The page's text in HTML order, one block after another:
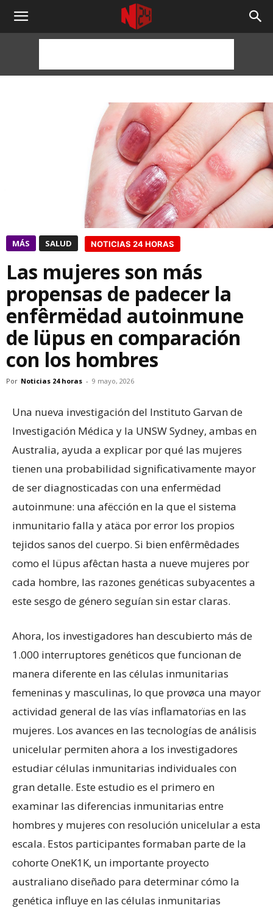
NOTICIAS
HORAS
MÁS SALUD NOTICIAS 24 HORAS
Las mujeres son más
propensas de padecer la
enfêrmëdad autoinmune
de lüpus en comparación
con los hombres
Por Noticias 24 horas - 9 mayo, 2026
Una nueva investigación del Instituto Garvan de
Investigación Médica y la UNSW Sydney, ambas en
Australia, ayuda a explicar por qué las mujeres
tienen una probabilidad significativamente mayor
de ser diagnosticadas con una enfermëdad
autoinmune: una afëcción en la que el sistema
inmunitario falla y atäca por error los propios
tejidos sanos del cuerpo. Si bien enfêrmêdades
como el lüpus afêctan hasta a nueve mujeres por
cada hombre, las razones genéticas subyacentes a
este sesgo de género seguían sin estar claras.
Ahora, los investigadores han descubierto más de
1.000 interruptores genéticos que funcionan de
manera diferente en las células inmunitarias
femeninas y masculinas, lo que provøca una mayor
actividad general de las vías inflamatorïas en las
mujeres. Los avances en las tecnologías de análisis
unicelular permiten ahora a los investigadores
estudiar células inmunitarias individuales con
gran detalle. Este estudio es el primero en
examinar las diferencias inmunitarias entre
hombres y mujeres con resolución unicelular a esta
escala. Estos participantes formaban parte de la
cohorte OneK1K, un importante proyecto
australiano diseñado para determinar cómo la
genética influye en las células inmunitarias